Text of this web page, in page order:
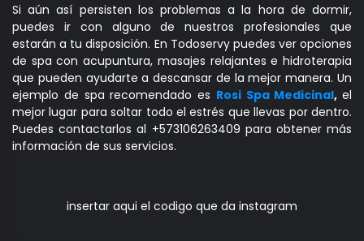
Si aún así persisten los problemas a la hora de dormir,
puedes ir con alguno de nuestros profesionales que
estarán a tu disposición. En Todoservy puedes ver opciones
de spa con acupuntura, masajes relajantes e hidroterapia
que pueden ayudarte a descansar de la mejor manera. Un
ejemplo de spa recomendado es Rosi Spa Medicinal, el
mejor lugar para soltar todo el estrés que llevas por dentro.
Puedes contactarlos al +573106263409 para obtener más
información de sus servicios.
insertar aqui el codigo que da instagram